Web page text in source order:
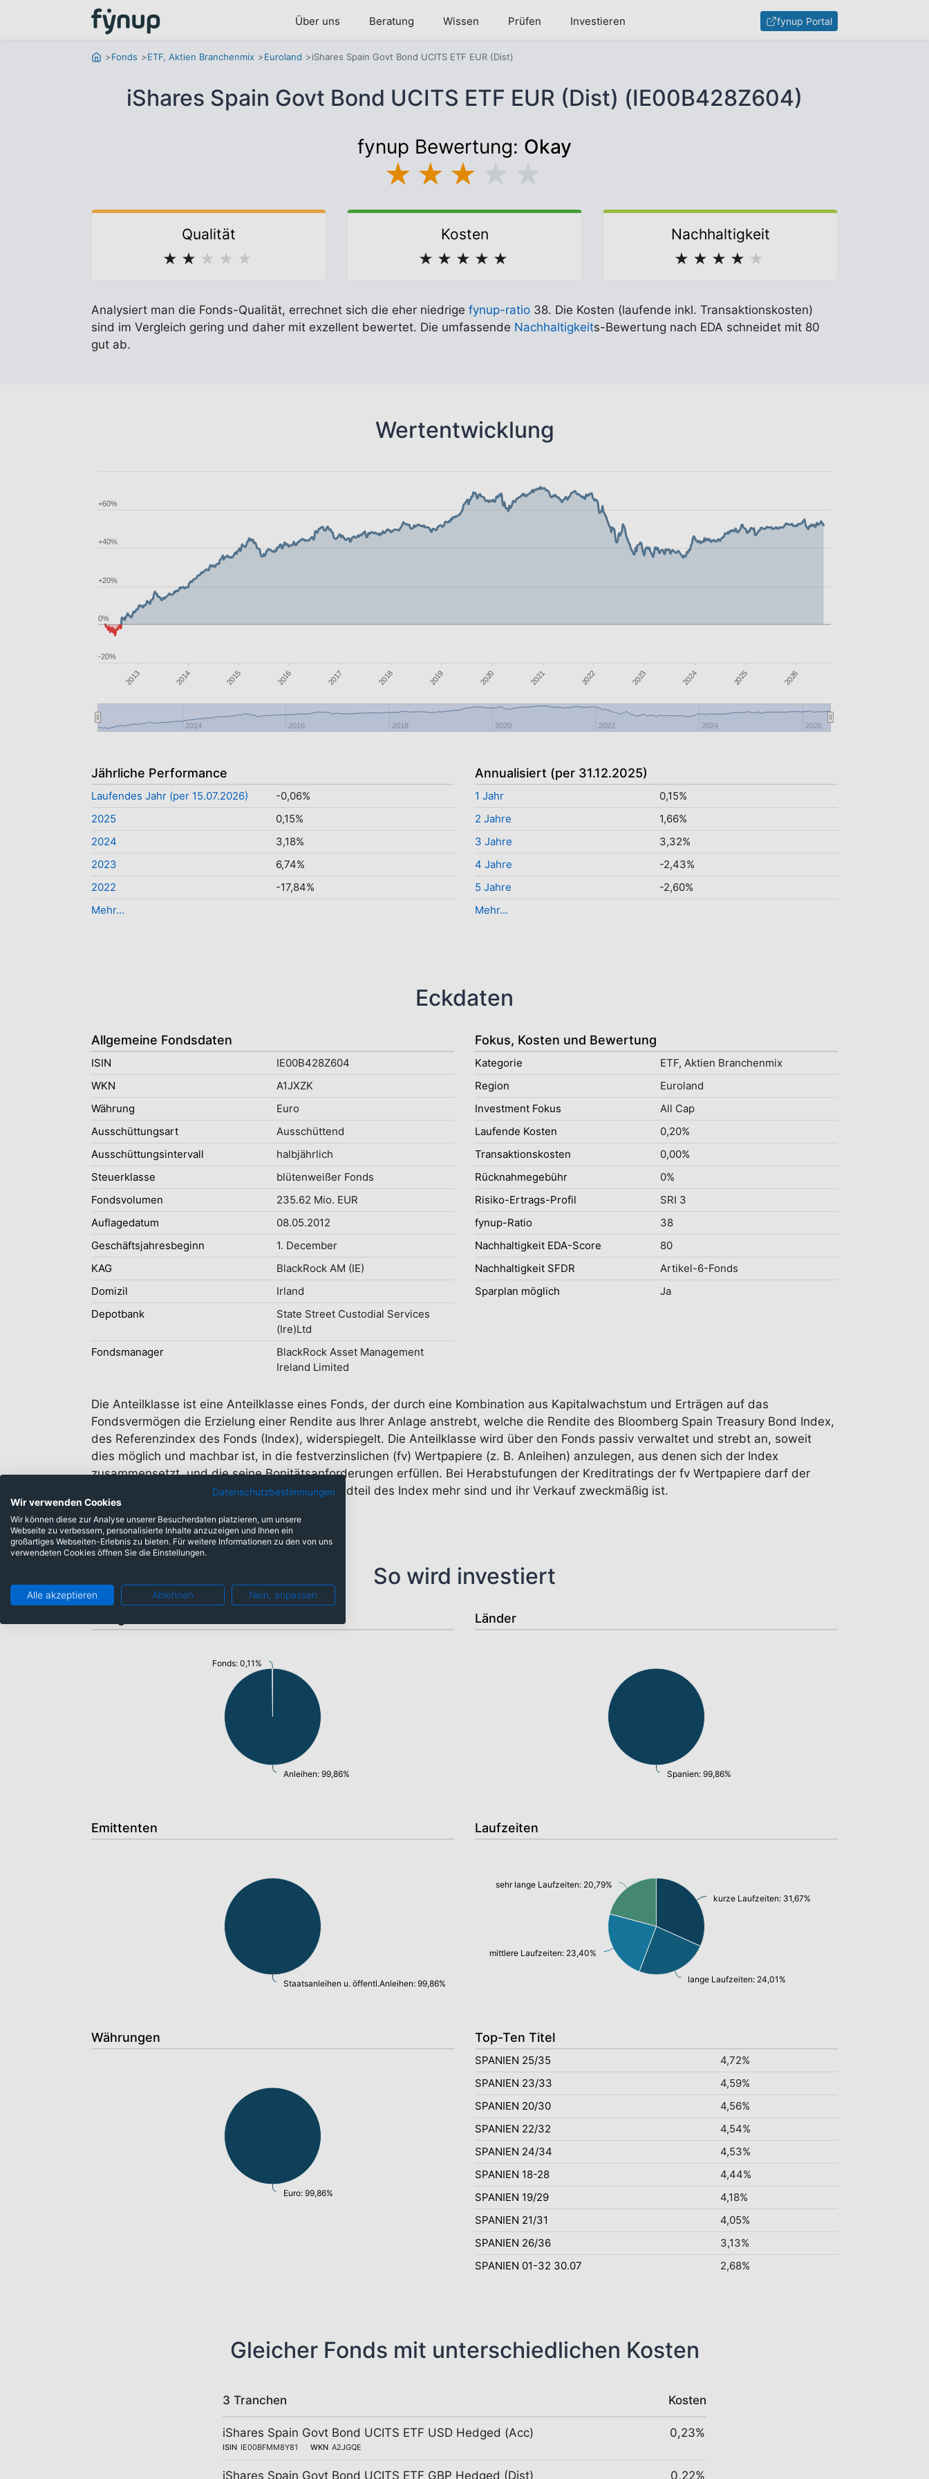
Über uns Beratung Wissen Prüfen Investieren fynup Portal
Fonds ETF, Aktien Branchenmix Euroland iShares Spain Govt Bond UCITS ETF EUR (Dist)
iShares Spain Govt Bond UCITS ETF EUR (Dist) (IE00B428Z604)
fynup Bewertung: Okay
★ ★ ★
Qualität
★ ★ ★ ★ ★
Kosten
★ ★ ★ ★ ★
Nachhaltigkeit
★ ★ ★ ★ ★
Analysiert man die Fonds-Qualität, errechnet sich die eher niedrige fynup-ratio 38. Die Kosten (laufende inkl. Transaktionskosten)
sind im Vergleich gering und daher mit exzellent bewertet. Die umfassende Nachhaltigkeits-Bewertung nach EDA schneidet mit 80
gut ab.
Wertentwicklung
2013 2014 2015 2016 2017 2018 2019 2020 2021 2022 2023 2024 2025 2026
2014 2016 2018 2020 2022 2024 2026
-20%
0%
+20%
+40%
+60%
Jährliche Performance
Laufendes Jahr (per 15.07.2026)
-0,06%
2025
0,15%
2024
3,18%
2023
6,74%
2022
-17,84%
Mehr...
Annualisiert (per 31.12.2025)
1 Jahr
0,15%
2 Jahre
1,66%
3 Jahre
3,32%
4 Jahre
-2,43%
5 Jahre
-2,60%
Mehr...
Eckdaten
Allgemeine Fondsdaten
ISIN
IE00B428Z604
WKN
A1JXZK
Währung
Euro
Ausschüttungsart
Ausschüttend
Ausschüttungsintervall
halbjährlich
Steuerklasse
blütenweißer Fonds
Fondsvolumen
235.62 Mio. EUR
Auflagedatum
08.05.2012
Geschäftsjahresbeginn
1. December
KAG
BlackRock AM (IE)
Domizil
Irland
Depotbank
State Street Custodial Services
(Ire)Ltd
Fondsmanager
BlackRock Asset Management
Ireland Limited
Fokus, Kosten und Bewertung
Kategorie
ETF, Aktien Branchenmix
Region
Euroland
Investment Fokus
All Cap
Laufende Kosten
0,20%
Transaktionskosten
0,00%
Rücknahmegebühr
0%
Risiko-Ertrags-Profil
SRI 3
fynup-Ratio
38
Nachhaltigkeit EDA-Score
80
Nachhaltigkeit SFDR
Artikel-6-Fonds
Sparplan möglich
Ja
Die Anteilklasse ist eine Anteilklasse eines Fonds, der durch eine Kombination aus Kapitalwachstum und Erträgen auf das
Fondsvermögen die Erzielung einer Rendite aus Ihrer Anlage anstrebt, welche die Rendite des Bloomberg Spain Treasury Bond Index,
des Referenzindex des Fonds (Index), widerspiegelt. Die Anteilklasse wird über den Fonds passiv verwaltet und strebt an, soweit
dies möglich und machbar ist, in die festverzinslichen (fv) Wertpapiere (z. B. Anleihen) anzulegen, aus denen sich der Index
zusammensetzt, und die seine Bonitätsanforderungen erfüllen. Bei Herabstufungen der Kreditratings der fv Wertpapiere darf der
Fonds diese weiter halten, bis sie kein Bestandteil des Index mehr sind und ihr Verkauf zweckmäßig ist.
So wird investiert
Anleihen: 99,86%
Fonds: 0,11%
Länder
Spanien: 99,86%
Emittenten
Staatsanleihen u. öffentl.Anleihen: 99,86%
Laufzeiten
kurze Laufzeiten: 31,67%
lange Laufzeiten: 24,01%
mittlere Laufzeiten: 23,40%
sehr lange Laufzeiten: 20,79%
Währungen
Euro: 99,86%
Top-Ten Titel
SPANIEN 25/35
4,72%
SPANIEN 23/33
4,59%
SPANIEN 20/30
4,56%
SPANIEN 22/32
4,54%
SPANIEN 24/34
4,53%
SPANIEN 18-28
4,44%
SPANIEN 19/29
4,18%
SPANIEN 21/31
4,05%
SPANIEN 26/36
3,13%
SPANIEN 01-32 30.07
2,68%
Gleicher Fonds mit unterschiedlichen Kosten
3 Tranchen Kosten
iShares Spain Govt Bond UCITS ETF USD Hedged (Acc)
ISIN IE00BFMM8Y81 WKN A2JGQE
0,23%
iShares Spain Govt Bond UCITS ETF GBP Hedged (Dist) 0,22%
Datenschutzbestimmungen
Wir verwenden Cookies
Wir können diese zur Analyse unserer Besucherdaten platzieren, um unsere
Webseite zu verbessern, personalisierte Inhalte anzuzeigen und Ihnen ein
großartiges Webseiten-Erlebnis zu bieten. Für weitere Informationen zu den von uns
verwendeten Cookies öffnen Sie die Einstellungen.
Alle akzeptieren Ablehnen Nein, anpassen